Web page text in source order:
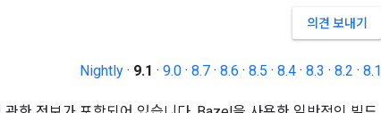
의견 보내기
Nightly · 9.1 · 9.0 · 8.7 · 8.6 · 8.5 · 8.4 · 8.3 · 8.2 · 8.1